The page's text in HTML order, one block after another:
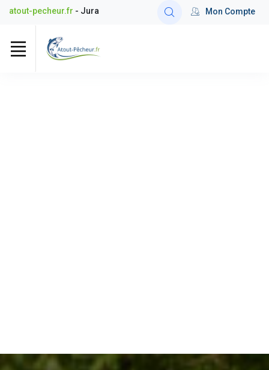
atout-pecheur.fr - Jura Mon Compte